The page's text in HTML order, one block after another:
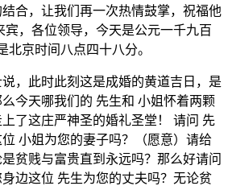
合，让我们再一次热情鼓掌，祝福他
宾，各位领导，今天是公元一千九百
北京时间八点四十八分。
，此时此刻这是成婚的黄道吉日，是
今天哪我们的 先生和 小姐怀着两颗
了这庄严神圣的婚礼圣堂！ 请问 先
小姐为您的妻子吗？（愿意）请给
贫贱与富贵直到永远吗？那么好请问
边这位 先生为您的丈夫吗？无论贫